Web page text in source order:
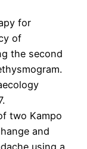
for
of
the second
two Kampo
and
using a